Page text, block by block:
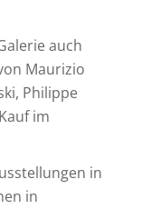
auch
Maurizio
Philippe
im
in
in